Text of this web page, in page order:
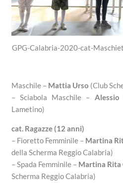
GPG-Calabria-2020-cat-
Maschile – Mattia Urso (Club
– Sciabola Maschile – Alessio
Lametino)
cat. Ragazze (12 anni)
– Fioretto Femminile – Martina
della Scherma Reggio Calabria)
– Spada Femminile – Martina Rita
Scherma Reggio Calabria)